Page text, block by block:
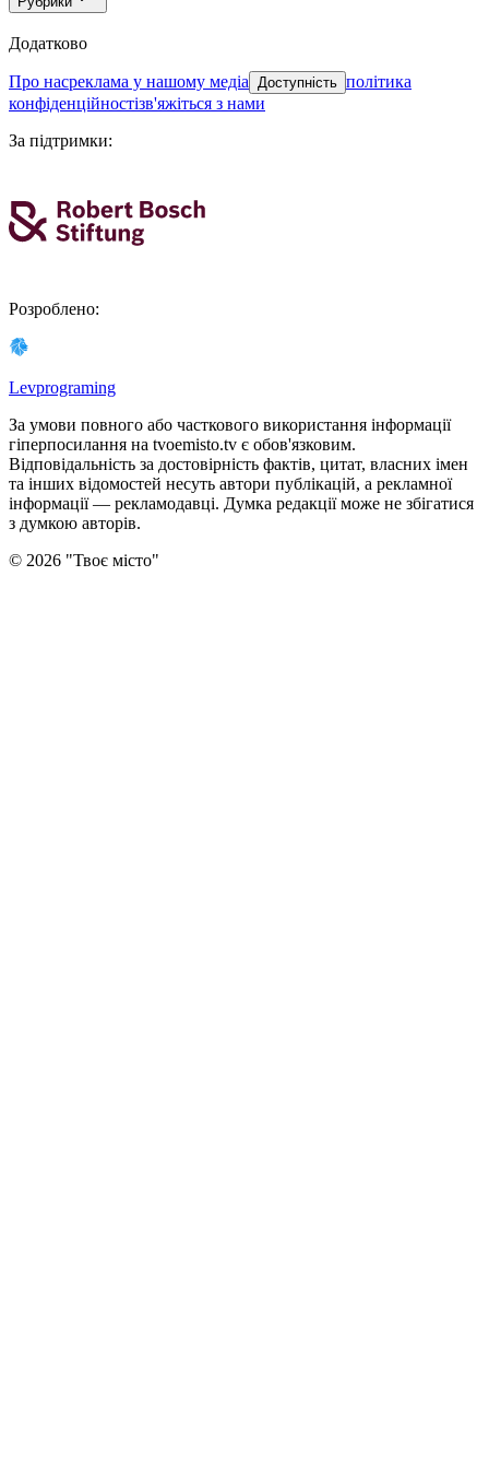
Додатково
про насреклама у нашому медіа Доступність політика
конфіденційностізв'яжіться з нами
За підтримки:
Розроблено:
Levprograming
За умови повного або часткового використання iнформацiї
гіперпосилання на tvoemisto.tv є обов'язковим.
Відповідальність за достовірність фактів, цитат, власних імен
та інших відомостей несуть автори публікацій, а рекламної
інформації — рекламодавці. Думка редакцiї може не збiгатися
з думкою авторiв.
© 2026 "Твоє місто"